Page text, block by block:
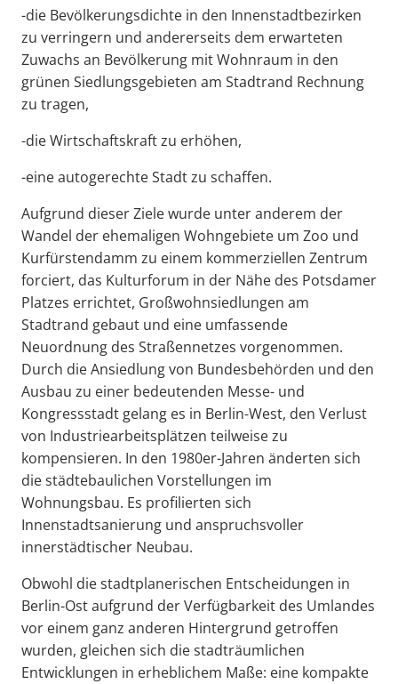
-die Bevölkerungsdichte in den Innenstadtbezirken
zu verringern und andererseits dem erwarteten
Zuwachs an Bevölkerung mit Wohnraum in den
grünen Siedlungsgebieten am Stadtrand Rechnung
zu tragen,
-die Wirtschaftskraft zu erhöhen,
-eine autogerechte Stadt zu schaffen.
Aufgrund dieser Ziele wurde unter anderem der
Wandel der ehemaligen Wohngebiete um Zoo und
Kurfürstendamm zu einem kommerziellen Zentrum
forciert, das Kulturforum in der Nähe des Potsdamer
Platzes errichtet, Großwohnsiedlungen am
Stadtrand gebaut und eine umfassende
Neuordnung des Straßennetzes vorgenommen.
Durch die Ansiedlung von Bundesbehörden und den
Ausbau zu einer bedeutenden Messe- und
Kongressstadt gelang es in Berlin-West, den Verlust
von Industriearbeitsplätzen teilweise zu
kompensieren. In den 1980er-Jahren änderten sich
die städtebaulichen Vorstellungen im
Wohnungsbau. Es profilierten sich
Innenstadtsanierung und anspruchsvoller
innerstädtischer Neubau.
Obwohl die stadtplanerischen Entscheidungen in
Berlin-Ost aufgrund der Verfügbarkeit des Umlandes
vor einem ganz anderen Hintergrund getroffen
wurden, gleichen sich die stadträumlichen
Entwicklungen in erheblichem Maße: eine kompakte